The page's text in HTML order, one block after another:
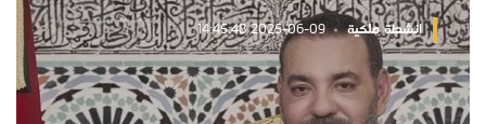
انشطة ملكية 2025-06-09 14:45:48